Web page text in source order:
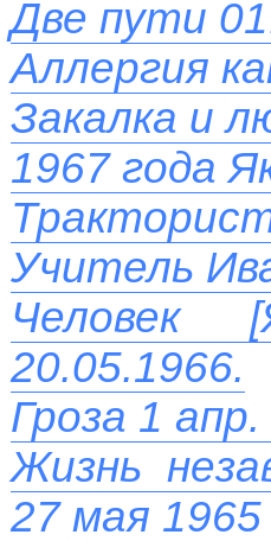
Две пути
Аллергия
Закалка и
1967 года
Учитель
Человек
20.05.1966.
Гроза 1
Жизнь
27 мая 1965